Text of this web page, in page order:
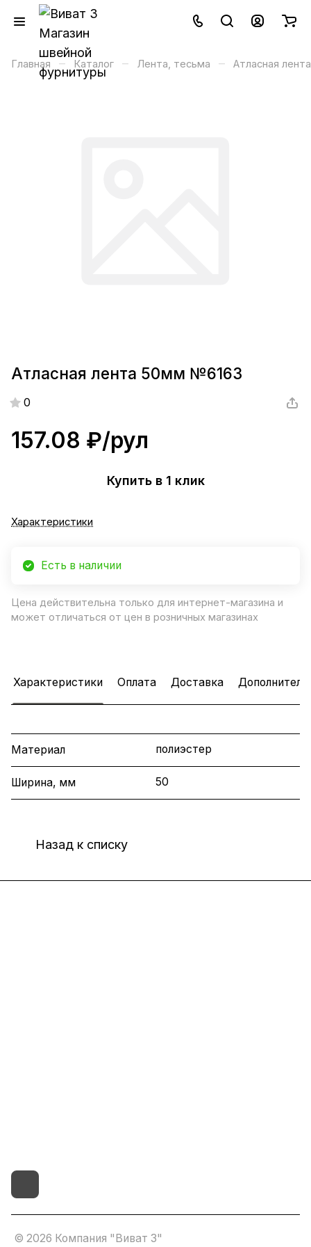
Главная – Каталог – Лента, тесьма – Атласная лента
Атласная лента 50мм №6163
0
157.08 ₽/рул
Купить в 1 клик
Характеристики
Есть в наличии
Цена действительна только для интернет-магазина и
может отличаться от цен в розничных магазинах
Характеристики Оплата Доставка
Материал полиэстер
Ширина, мм 50
Назад к списку
© 2026 Компания "Виват 3"